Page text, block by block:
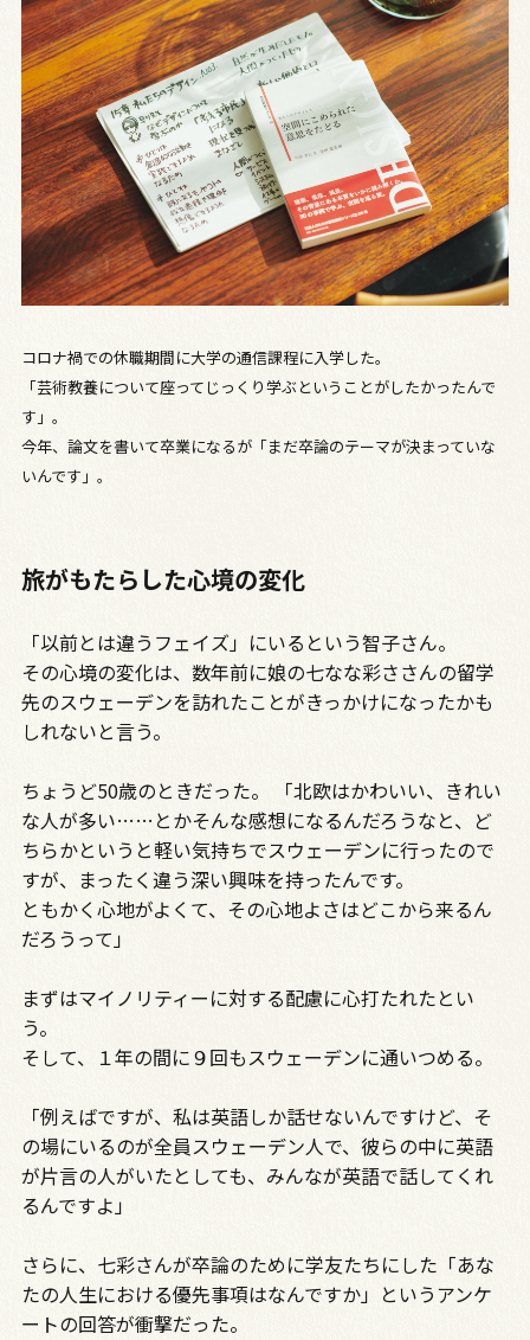
コロナ禍での休職期間に大学の通信課程に入学した。
「芸術教養について座ってじっくり学ぶということがしたかったんで
す」。
今年、論文を書いて卒業になるが「まだ卒論のテーマが決まっていな
いんです」。
旅がもたらした心境の変化
「以前とは違うフェイズ」にいるという智子さん。
その心境の変化は、数年前に娘の七なな彩ささんの留学
先のスウェーデンを訪れたことがきっかけになったかも
しれないと言う。
ちょうど50歳のときだった。 「北欧はかわいい、きれい
な人が多い……とかそんな感想になるんだろうなと、ど
ちらかというと軽い気持ちでスウェーデンに行ったので
すが、まったく違う深い興味を持ったんです。
ともかく心地がよくて、その心地よさはどこから来るん
だろうって」
まずはマイノリティーに対する配慮に心打たれたとい
う。
そして、１年の間に９回もスウェーデンに通いつめる。
「例えばですが、私は英語しか話せないんですけど、そ
の場にいるのが全員スウェーデン人で、彼らの中に英語
が片言の人がいたとしても、みんなが英語で話してくれ
るんですよ」
さらに、七彩さんが卒論のために学友たちにした「あな
たの人生における優先事項はなんですか」というアンケ
ートの回答が衝撃だった。